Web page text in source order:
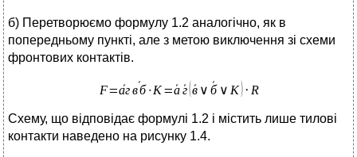
б) Перетворюємо формулу 1.2 аналогічно, як в
попередньому пункті, але з метою виключення зі схеми
фронтових контактів.
Схему, що відповідає формулі 1.2 і містить лише тилові
контакти наведено на рисунку 1.4.